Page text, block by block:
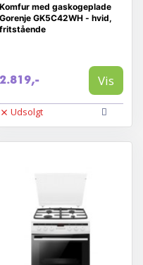
Komfur med gaskogeplade
Gorenje GK5C42WH - hvid,
fritstående
2.819,- Vis
Udsolgt